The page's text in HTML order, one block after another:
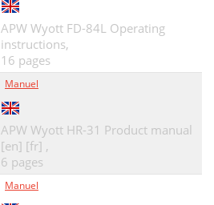
APW Wyott FD-84L Operating
instructions,
16 pages
Manuel
APW Wyott HR-31 Product manual
[en] [fr] ,
6 pages
Manuel